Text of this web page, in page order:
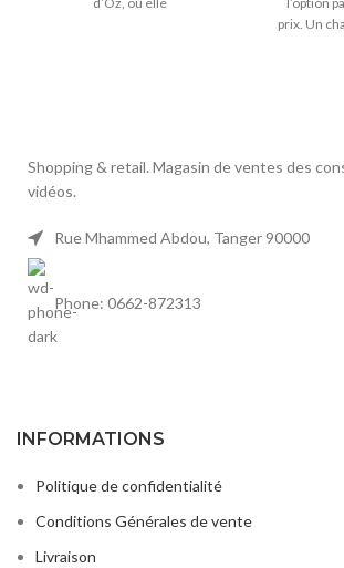
prix. Un
Shopping & retail. Magasin de ventes des
vidéos.
Rue Mhammed Abdou, Tanger 90000
Phone: 0662-872313
INFORMATIONS
Politique de confidentialité
Conditions Générales de vente
Livraison